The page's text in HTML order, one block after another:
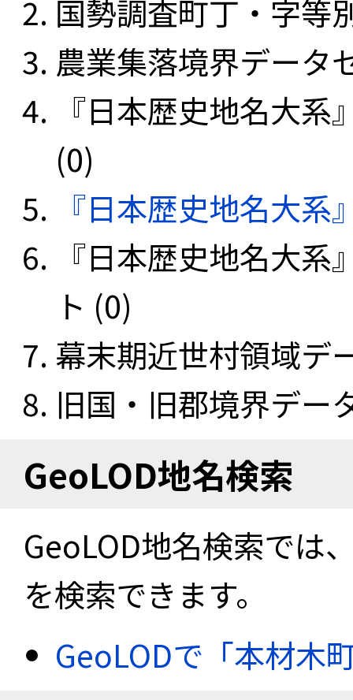
国勢調査町丁・字等
農業集落境界データ
『日本歴史地名大
(0)
『日本歴史地名大
『日本歴史地名大
ト (0)
幕末期近世村領域デ
旧国・旧郡境界デー
GeoLOD地名検索
GeoLOD地名検索では
を検索できます。
GeoLODで「本材木